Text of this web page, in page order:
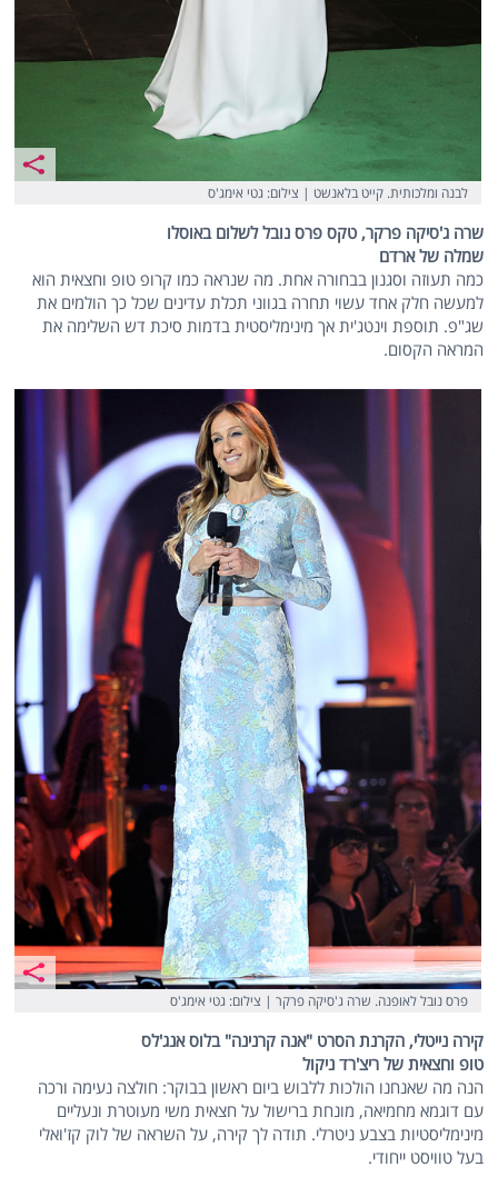
לבנה ומלכותית. קייט בלאנשט | צילום: גטי אימג'ס
שרה ג'סיקה פרקר, טקס פרס נובל לשלום באוסלו
שמלה של ארדם
כמה תעוזה וסגנון בבחורה אחת. מה שנראה כמו קרופ טופ וחצאית הוא
למעשה חלק אחד עשוי תחרה בגווני תכלת עדינים שכל כך הולמים את
שג"פ. תוספת וינטג'ית אך מינימליסטית בדמות סיכת דש השלימה את
המראה הקסום.
פרס נובל לאופנה. שרה ג'סיקה פרקר | צילום: גטי אימג'ס
קירה נייטלי, הקרנת הסרט "אנה קרנינה" בלוס אנג'לס
טופ וחצאית של ריצ'רד ניקול
הנה מה שאנחנו הולכות ללבוש ביום ראשון בבוקר: חולצה נעימה ורכה
עם דוגמא מחמיאה, מונחת ברישול על חצאית משי מעוטרת ונעליים
מינימליסטיות בצבע ניטרלי. תודה לך קירה, על השראה של לוק קז'ואלי
בעל טוויסט ייחודי.